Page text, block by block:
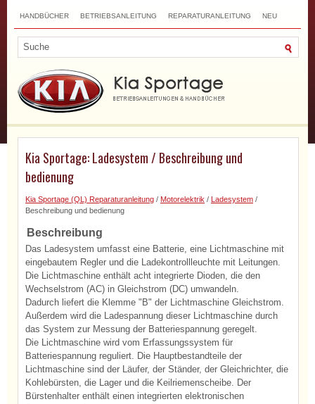
HANDBÜCHER BETRIEBSANLEITUNG REPARATURANLEITUNG NEU
Kia Sportage: Ladesystem / Beschreibung und
bedienung
Kia Sportage (QL) Reparaturanleitung / Motorelektrik / Ladesystem /
Beschreibung und bedienung
Beschreibung
Das Ladesystem umfasst eine Batterie, eine Lichtmaschine mit
eingebautem Regler und die Ladekontrollleuchte mit Leitungen.
Die Lichtmaschine enthält acht integrierte Dioden, die den
Wechselstrom (AC) in Gleichstrom (DC) umwandeln.
Dadurch liefert die Klemme "B" der Lichtmaschine Gleichstrom.
Außerdem wird die Ladespannung dieser Lichtmaschine durch
das System zur Messung der Batteriespannung geregelt.
Die Lichtmaschine wird vom Erfassungssystem für
Batteriespannung reguliert. Die Hauptbestandteile der
Lichtmaschine sind der Läufer, der Ständer, der Gleichrichter, die
Kohlebürsten, die Lager und die Keilriemenscheibe. Der
Bürstenhalter enthält einen integrierten elektronischen